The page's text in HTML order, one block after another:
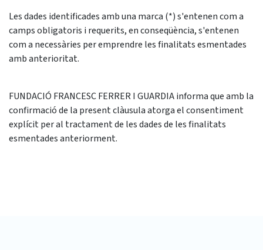
Les dades identificades amb una marca (*) s'entenen com a
camps obligatoris i requerits, en conseqüència, s'entenen
com a necessàries per emprendre les finalitats esmentades
amb anterioritat.
FUNDACIÓ FRANCESC FERRER I GUARDIA informa que amb la
confirmació de la present clàusula atorga el consentiment
explícit per al tractament de les dades de les finalitats
esmentades anteriorment.